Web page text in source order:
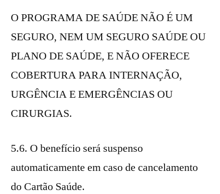
O PROGRAMA DE SAÚDE NÃO É UM
SEGURO, NEM UM SEGURO SAÚDE OU
PLANO DE SAÚDE, E NÃO OFERECE
COBERTURA PARA INTERNAÇÃO,
URGÊNCIA E EMERGÊNCIAS OU
CIRURGIAS.
5.6. O benefício será suspenso
automaticamente em caso de cancelamento
do Cartão Saúde.